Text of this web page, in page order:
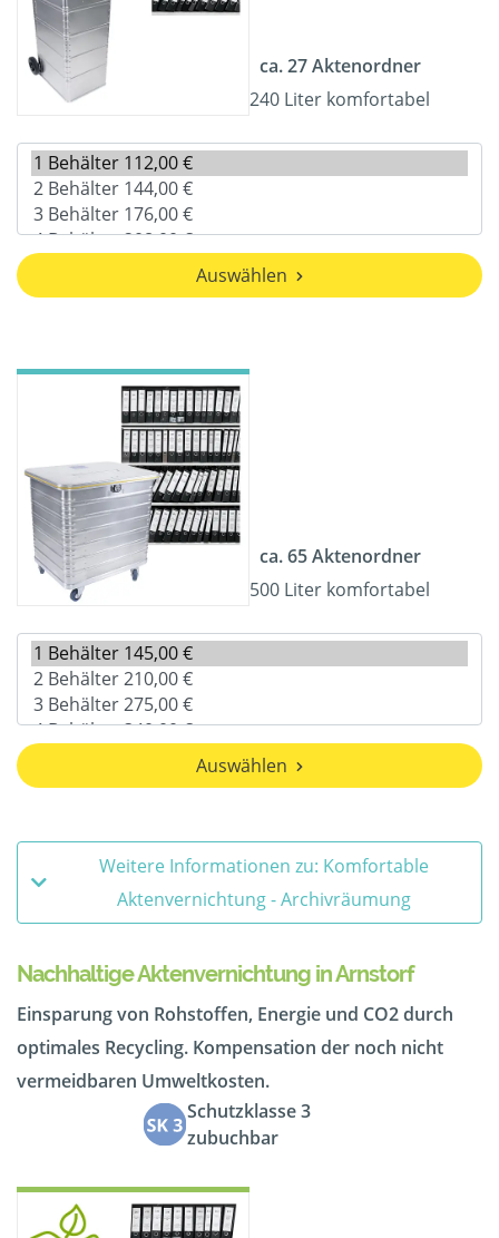
ca. 27 Aktenordner
240 Liter komfortabel
Auswählen
ca. 65 Aktenordner
500 Liter komfortabel
Auswählen
Weitere Informationen zu: Komfortable
Aktenvernichtung - Archivräumung
Nachhaltige Aktenvernichtung in Arnstorf
Einsparung von Rohstoffen, Energie und CO2 durch
optimales Recycling. Kompensation der noch nicht
vermeidbaren Umweltkosten.
Schutzklasse 3
zubuchbar